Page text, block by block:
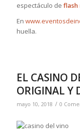
espectáculo de flash
En
huella.
EL CASINO
ORIGINAL Y
mayo 10, 2018 / 0